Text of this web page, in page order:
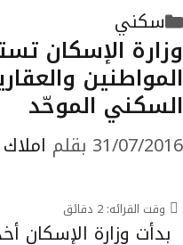
التصنيفات
سكني
وزارة الإسكان
المواطنين
السكني الموحّد
31/07/2016 بقلم
وقت القرائه: 2 دقائق
بدأت وزارة الإسكان